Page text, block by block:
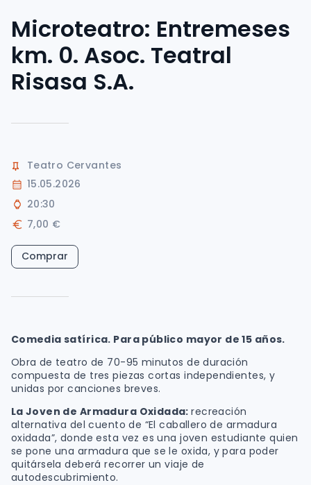
Microteatro: Entremeses
km. 0. Asoc. Teatral
Risasa S.A.
Teatro Cervantes
15.05.2026
20:30
7,00 €
Comprar
Comedia satírica. Para público mayor de 15 años.
Obra de teatro de 70-95 minutos de duración
compuesta de tres piezas cortas independientes, y
unidas por canciones breves.
La Joven de Armadura Oxidada:recreación
alternativa del cuento de “El caballero de armadura
oxidada”, donde esta vez es una joven estudiante quien
se pone una armadura que se le oxida, y para poder
quitársela deberá recorrer un viaje de
autodescubrimiento.